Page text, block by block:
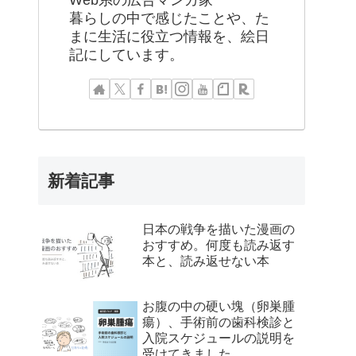
暮らしの中で感じたことや、た
まに生活に役立つ情報を、絵日
記にしています。
新着記事
日本の戦争を描いた漫画の
おすすめ。何度も読み返す
本と、読み返せない本
お腹の中の硬い塊（卵巣腫
瘍）、手術前の歯科検診と
入院スケジュールの説明を